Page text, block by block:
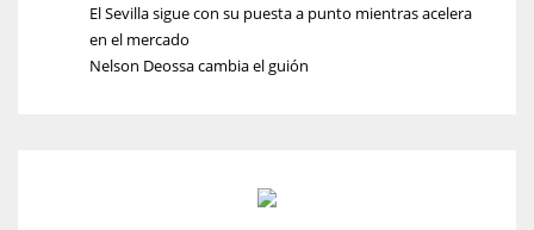
El Sevilla sigue con su puesta a punto mientras acelera
en el mercado
Nelson Deossa cambia el guión